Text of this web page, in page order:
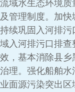
流域水生态环境质
及管理制度。加快
持续巩固入河排
域入河排污口排
效，基本消除县
治理。强化船舶
业面源污染突出区